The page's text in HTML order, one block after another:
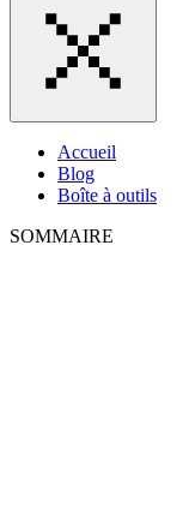
Accueil
Blog
Boîte à outils
SOMMAIRE